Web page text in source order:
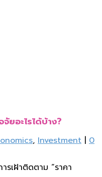
ยอะไรได้บ้าง?
, Investment | 0
รเฝ้าติดตาม “ราคา